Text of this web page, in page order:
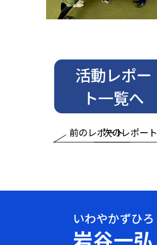
前のレポート
活動レポー
ト一覧へ
次のレポート